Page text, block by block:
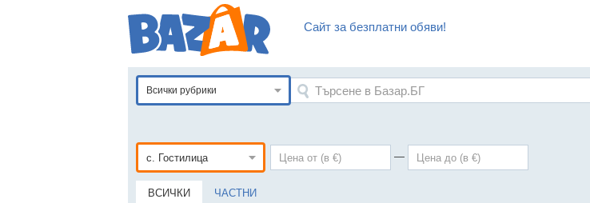
Сайт за безплатни обяви!
Всички рубрики
—
ВСИЧКИ ЧАСТНИ